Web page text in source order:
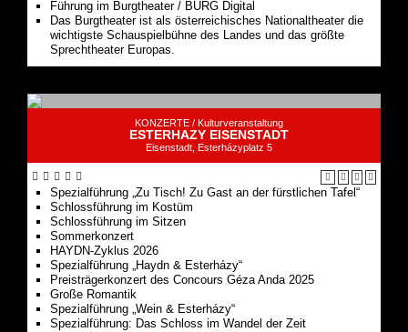
KONZERTE /Kulturveranstaltung
Spezialführung „Zu Tisch! Zu Gast an der fürstlichen Tafel“
Schlossführung im Kostüm
Schlossführung im Sitzen
Sommerkonzert
HAYDN-Zyklus 2026
Spezialführung „Haydn & Esterházy“
Preisträgerkonzert des Concours Géza Anda 2025
Große Romantik
Spezialführung „Wein & Esterházy“
Spezialführung: Das Schloss im Wandel der Zeit
Pannonische Weihnachtsgala 2026
Veranstaltungen im Schloss Esterházy in Eisenstadt sowie
Burg Forchtenstein, Schloss Lackenbach und Piedra St.
Margarethen